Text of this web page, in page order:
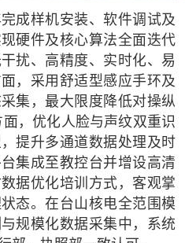
成样机安装、软件调试及
硬件及核心算法全面迭代
扰、高精度、实时化、易
，采用舒适型感应手环及
集，最大限度降低对操纵
，优化人脸与声纹双重识
提升多通道数据处理及时
集成至教控台并增设高清
据优化培训方式，客观掌
态。在台山核电全范围模
规模化数据采集中，系统